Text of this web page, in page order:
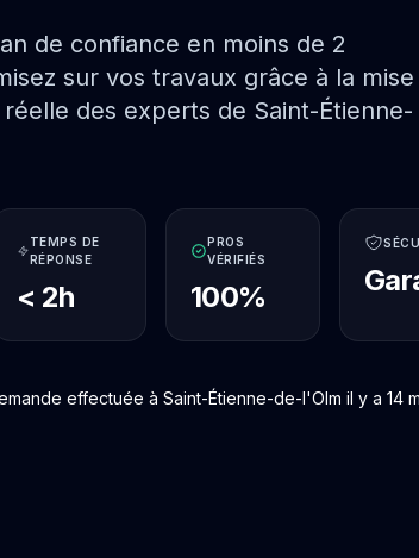
de confiance en moins de 2
sur vos travaux grâce à la mise
des experts de Saint-Étienne-
TEMPS DE
RÉPONSE
< 2h
PROS
VÉRIFIÉS
100%
effectuée à Saint-Étienne-de-l'Olm il y a 14